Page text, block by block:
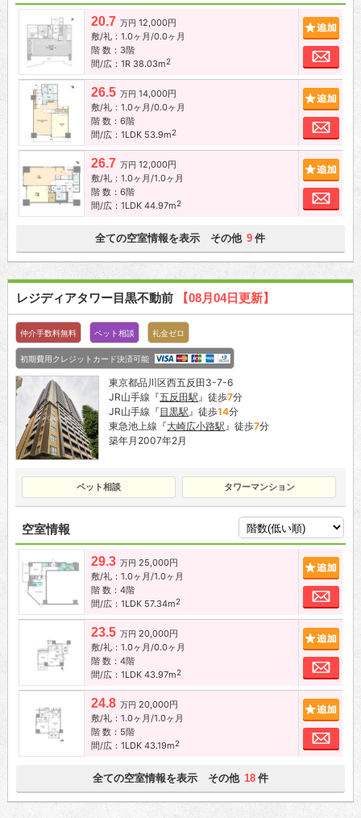
20.7 万円 12,000円
敷/礼：1.0ヶ月/0.0ヶ月
階 数：3階
間/広：1R 38.03m2
お
26.5 万円 14,000円
敷/礼：1.0ヶ月/0.0ヶ月
階 数：6階
間/広：1LDK 53.9m2
お
26.7 万円 12,000円
敷/礼：1.0ヶ月/1.0ヶ月
階 数：6階
間/広：1LDK 44.97m2
お
全ての空室情報を表示 その他 9 件
レジディアタワー目黒不動前 【08月04日更新】
仲介手数料無料 ペット相談 礼金ゼロ
初期費用クレジットカード決済可能
東京都品川区西五反田3-7-6
JR山手線『五反田駅』徒歩7分
JR山手線『目黒駅』徒歩14分
東急池上線『大崎広小路駅』徒歩7分
築年月2007年2月
ペット相談 タワーマンション
空室情報
29.3 万円 25,000円
敷/礼：1.0ヶ月/1.0ヶ月
階 数：4階
間/広：1LDK 57.34m2
お
23.5 万円 20,000円
敷/礼：1.0ヶ月/0.0ヶ月
階 数：4階
間/広：1LDK 43.97m2
お
24.8 万円 20,000円
敷/礼：1.0ヶ月/1.0ヶ月
階 数：5階
間/広：1LDK 43.19m2
お
全ての空室情報を表示 その他 18 件